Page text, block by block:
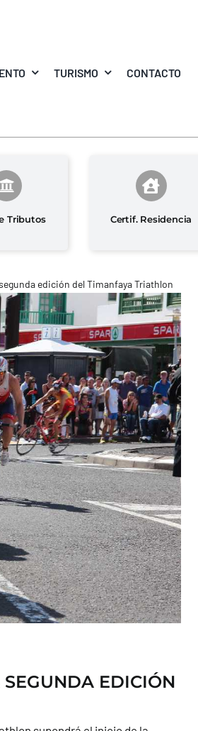
TURISMO CONTACTO
Tributos Certif. Residencia
edición del Timanfaya Triathlon
EDICIÓN